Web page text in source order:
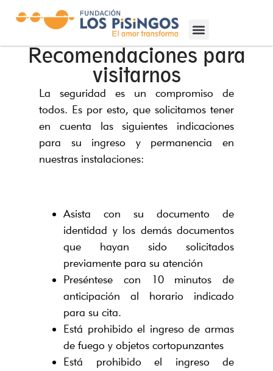
Recomendaciones para
visitarnos
La seguridad es un compromiso de
todos. Es por esto, que solicitamos tener
en cuenta las siguientes indicaciones
para su ingreso y permanencia en
nuestras instalaciones:
Asista con su documento de
identidad y los demás documentos
que hayan sido solicitados
previamente para su atención
Preséntese con 10 minutos de
anticipación al horario indicado
para su cita.
Está prohibido el ingreso de armas
de fuego y objetos cortopunzantes
Está prohibido el ingreso de